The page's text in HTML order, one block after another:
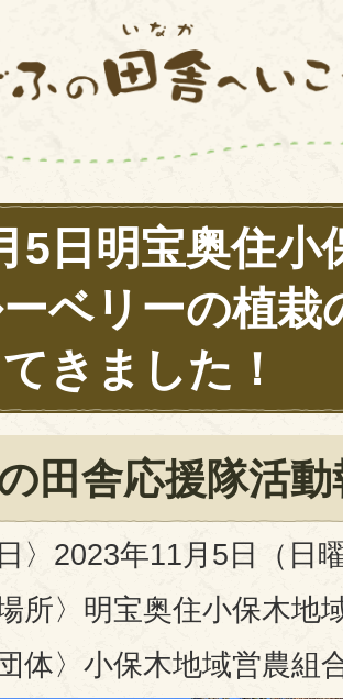
5日明宝奥住小
ベリーの植栽
きました！
田舎応援隊活動
日〉2023年11月5日（日
場所〉明宝奥住小保木地
団体〉小保木地域営農組